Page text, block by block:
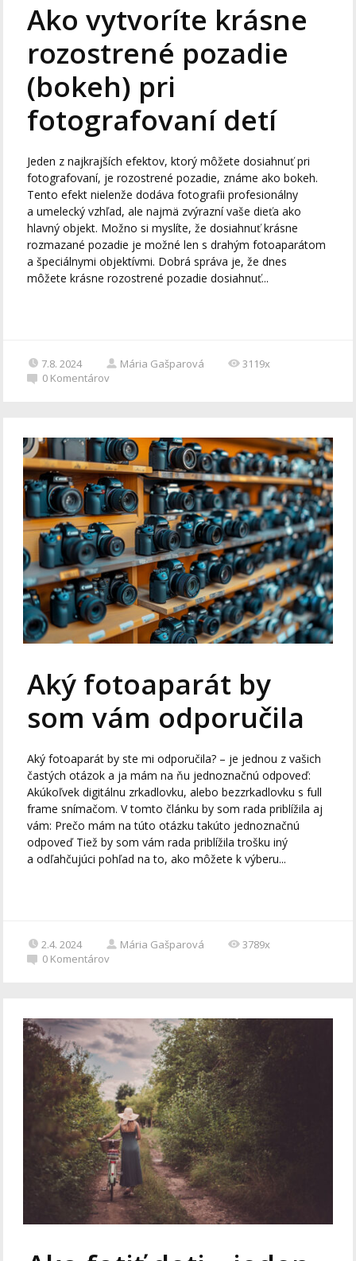
Ako vytvoríte krásne
rozostrené pozadie
(bokeh) pri
fotografovaní detí
Jeden z najkrajších efektov, ktorý môžete dosiahnuť pri
fotografovaní, je rozostrené pozadie, známe ako bokeh.
Tento efekt nielenže dodáva fotografii profesionálny
a umelecký vzhľad, ale najmä zvýrazní vaše dieťa ako
hlavný objekt. Možno si myslíte, že dosiahnuť krásne
rozmazané pozadie je možné len s drahým fotoaparátom
a špeciálnymi objektívmi. Dobrá správa je, že dnes
môžete krásne rozostrené pozadie dosiahnuť...
7.8. 2024 Mária Gašparová
3119x
0 Komentárov
Aký fotoaparát by
som vám odporučila
Aký fotoaparát by ste mi odporučila? – je jednou z vašich
častých otázok a ja mám na ňu jednoznačnú odpoveď:
Akúkoľvek digitálnu zrkadlovku, alebo bezzrkadlovku s full
frame snímačom. V tomto článku by som rada priblížila aj
vám: Prečo mám na túto otázku takúto jednoznačnú
odpoveď Tiež by som vám rada priblížila trošku iný
a odľahčujúci pohľad na to, ako môžete k výberu...
2.4. 2024 Mária Gašparová
3789x
0 Komentárov